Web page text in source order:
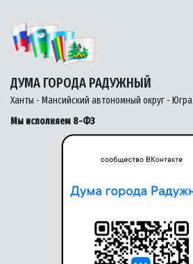
ДУМА ГОРОДА РАДУЖНЫЙ
Ханты - Мансийский автономный округ - Югра
Мы исполняем 8-ФЗ